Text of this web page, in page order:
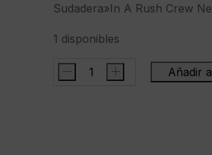
Sudadera»In A Rush Crew
1 disponibles
PROHIBITEDSudadera"In
- + Añadir